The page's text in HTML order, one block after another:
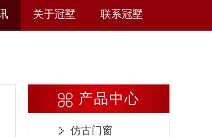
关于冠墅 联系冠墅
产品中心
仿古门窗